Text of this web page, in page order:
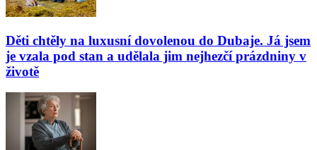
Děti chtěly na luxusní dovolenou do Dubaje. Já jsem
je vzala pod stan a udělala jim nejhezčí prázdniny v
životě